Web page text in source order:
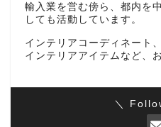
輸入業を営む傍ら、都内を
しても活動しています。
インテリアコーディネート
インテリアアイテムなど、
＼